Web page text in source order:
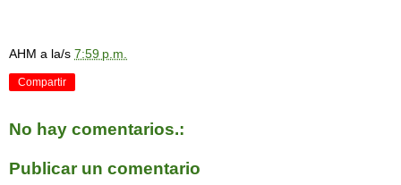
AHM a la/s 7:59 p.m.
Compartir
No hay comentarios.:
Publicar un comentario